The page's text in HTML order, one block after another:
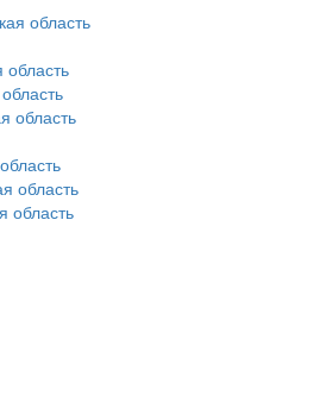
область
область
область
область
область